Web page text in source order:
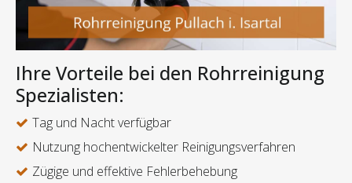
Ihre Vorteile bei den Rohrreinigung
Spezialisten:
Tag und Nacht verfügbar
Nutzung hochentwickelter Reinigungsverfahren
Zügige und effektive Fehlerbehebung